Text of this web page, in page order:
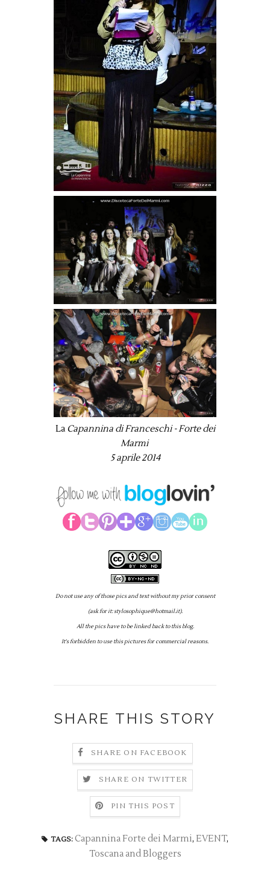
La Capannina di Franceschi - Forte dei
Marmi
5 aprile 2014
Do not use any of those pics and text without my prior consent
(ask for it: stylosophique@hotmail.it).
All the pics have to be linked back to this blog.
It's forbidden to use this pictures for commercial reasons.
SHARE THIS STORY
SHARE ON FACEBOOK
SHARE ON TWITTER
PIN THIS POST
TAGS: Capannina Forte dei Marmi, EVENT,
Toscana and Bloggers